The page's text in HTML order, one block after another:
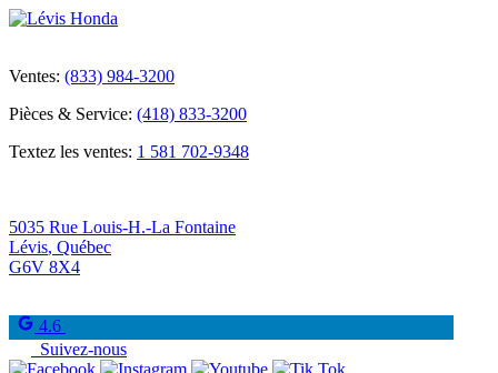
Ventes: (833) 984-3200
Pièces & Service: (418) 833-3200
Textez les ventes: 1 581 702-9348
5035 Rue Louis-H.-La Fontaine
Lévis, Québec
G6V 8X4
4.6
Suivez-nous